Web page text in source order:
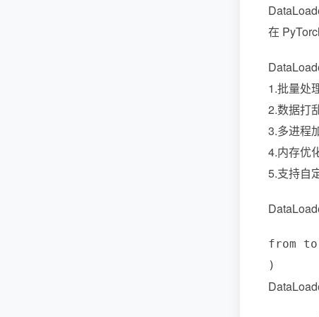
在
1.批量处
2.数据打
3.多进程
4.内存优
5.支持自
from